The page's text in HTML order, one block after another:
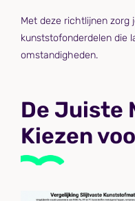
Met deze richtlijnen zorg
kunststofonderdelen die
omstandigheden.
De Juiste
Kiezen